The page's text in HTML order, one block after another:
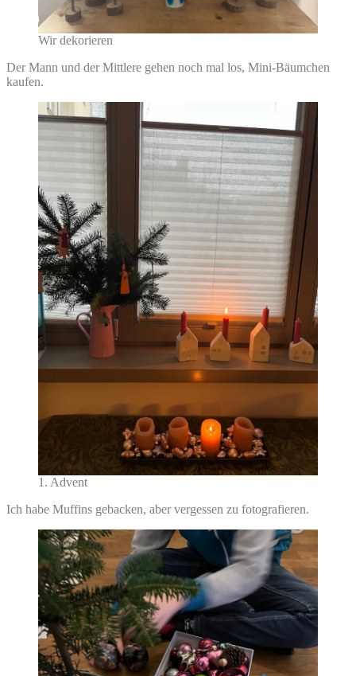
Wir dekorieren
Der Mann und der Mittlere gehen noch mal los, Mini-Bäumchen
kaufen.
1. Advent
Ich habe Muffins gebacken, aber vergessen zu fotografieren.